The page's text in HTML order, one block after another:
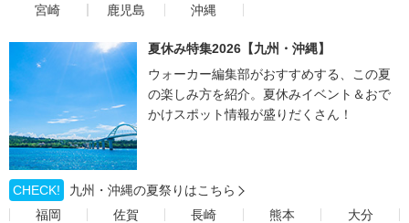
宮崎
鹿児島 沖縄
夏休み特集2026【九州・沖縄】
ウォーカー編集部がおすすめする、この夏
の楽しみ方を紹介。夏休みイベント＆おで
かけスポット情報が盛りだくさん！
CHECK!
九州・沖縄の夏祭りはこちら
福岡
佐賀 長崎 熊本
大分